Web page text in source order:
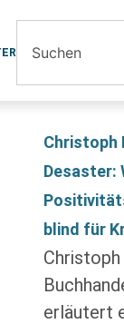
Christoph
Desaster:
blind für
erläutert